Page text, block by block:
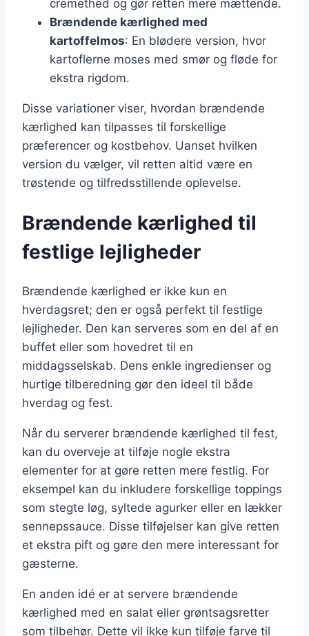
cremethed og gør retten mere mættende.
Brændende kærlighed med
kartoffelmos: En blødere version, hvor
kartoflerne moses med smør og fløde for
ekstra rigdom.
Disse variationer viser, hvordan brændende
kærlighed kan tilpasses til forskellige
præferencer og kostbehov. Uanset hvilken
version du vælger, vil retten altid være en
trøstende og tilfredsstillende oplevelse.
Brændende kærlighed til
festlige lejligheder
Brændende kærlighed er ikke kun en
hverdagsret; den er også perfekt til festlige
lejligheder. Den kan serveres som en del af en
buffet eller som hovedret til en
middagsselskab. Dens enkle ingredienser og
hurtige tilberedning gør den ideel til både
hverdag og fest.
Når du serverer brændende kærlighed til fest,
kan du overveje at tilføje nogle ekstra
elementer for at gøre retten mere festlig. For
eksempel kan du inkludere forskellige toppings
som stegte løg, syltede agurker eller en lækker
sennepssauce. Disse tilføjelser kan give retten
et ekstra pift og gøre den mere interessant for
gæsterne.
En anden idé er at servere brændende
kærlighed med en salat eller grøntsagsretter
som tilbehør. Dette vil ikke kun tilføje farve til